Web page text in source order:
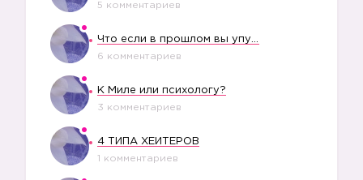
5 комментариев
6 комментариев
К Миле или психологу?
3 комментариев
4 ТИПА ХЕЙТЕРОВ
1 комментариев